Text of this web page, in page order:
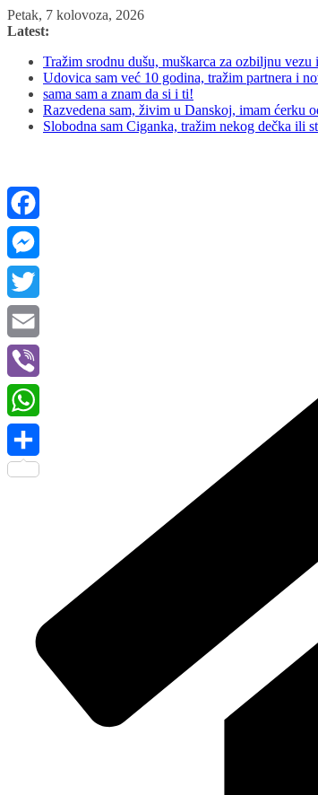
Skip
to
Petak, 7 kolovoza, 2026
Latest:
Tražim srodnu dušu, muškarca za ozbiljnu vezu
Udovica sam već 10 godina, tražim partnera i
sama sam a znam da si i ti!
Razvedena sam, živim u Danskoj, imam ćerku
Slobodna sam Ciganka, tražim nekog dečka ili
Facebook
Messenger
Twitter
Email
Viber
WhatsApp
Share